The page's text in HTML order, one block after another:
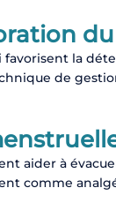
la
de
aider à
comme